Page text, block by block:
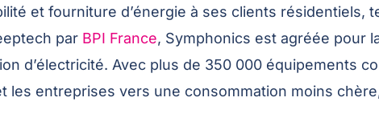
et fourniture d’énergie à ses clients résidentiels,
par BPI France, Symphonics est agréée pour
d’électricité. Avec plus de 350 000 équipements
les entreprises vers une consommation moins